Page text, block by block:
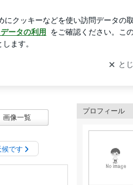
ログイン
の方はご相談ください。<奈良県古民
画像一覧
候です
プロフィール